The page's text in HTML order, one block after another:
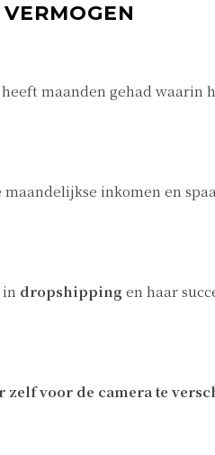
maanden gehad waarin
inkomen en
dropshipping en haar
zelf voor de camera te